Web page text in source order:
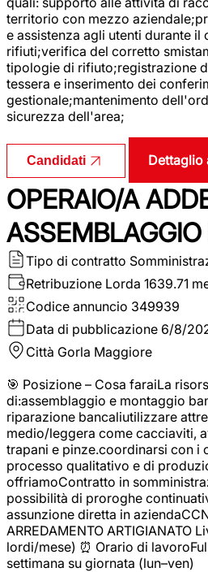
territorio con mezzo
e assistenza agli utenti durante il
rifiuti;verifica del corretto
tipologie di rifiuto;registrazione
tessera e inserimento dei
gestionale;mantenimento
sicurezza dell'area;
Candidati Dettaglio
OPERAIO/A
Tipo di contratto
Retribuzione Lorda 1639.71
Codice annuncio 349939
Data di pubblicazione 6/8/
Città Gorla Maggiore
🎯 Posizione – Cosa faraiLa
di:assemblaggio e montaggio
riparazione bancaliutilizzare
medio/leggera come cacciaviti,
trapani e pinze.coordinarsi con i
processo qualitativo e di
offriamoContratto in
possibilità di proroghe
assunzione diretta in
ARREDAMENTO ARTIGIANATO
lordi/mese) ⏰ Orario di
settimana su giornata (lun–ven)